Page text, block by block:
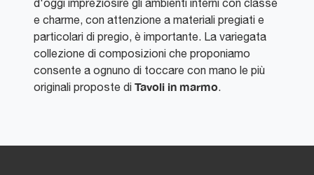
d'oggi impreziosire gli ambienti interni con classe
e charme, con attenzione a materiali pregiati e
particolari di pregio, è importante. La variegata
collezione di composizioni che proponiamo
consente a ognuno di toccare con mano le più
originali proposte di Tavoli in marmo.